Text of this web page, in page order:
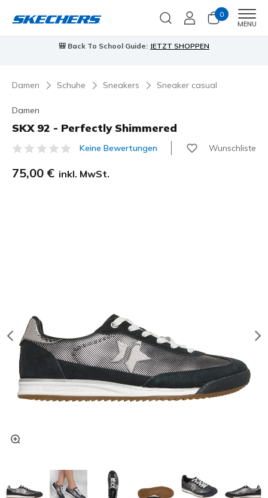
0
MENU
🎒 Back To School Guide: JETZT SHOPPEN
Damen Schuhe Sneakers Sneaker casual
Damen
SKX 92 - Perfectly Shimmered
4,7 von 5 Kundenbewertungen
Keine Bewertungen Wunschliste
75,00 € inkl. MwSt.